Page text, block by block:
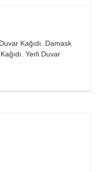
Kağıdı, Damask
, Yerli Duvar